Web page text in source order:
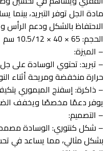
مادة الجل توفر التبريد،
الاحتفاظ بالشكل ودعم الرأس
الحجم: 65 × 40 × 10.5/12 سم
– الميزة:
– تبريد: تحتوي الوسادة على
حرارة منخفضة ومريحة أثناء
– ذاكرة: إسفنج الميموري
يوفر دعمًا مخصصًا ويخفف
– التصميم:
– شكل كنتوري: الوسادة
بشكل مثالي، مما يساعد في